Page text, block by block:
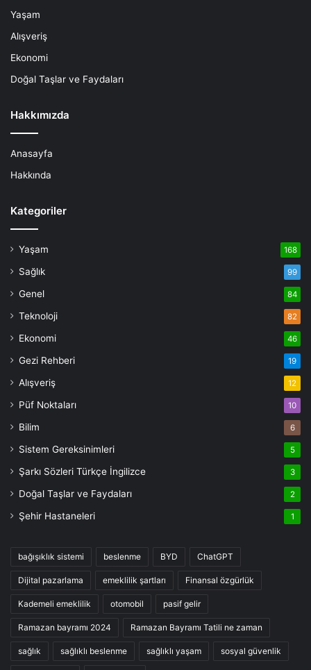
Yaşam
Alışveriş
Ekonomi
Doğal Taşlar ve Faydaları
Hakkımızda
Anasayfa
Hakkında
Kategoriler
Yaşam 168
Sağlık 99
Genel 84
Teknoloji 82
Ekonomi 46
Gezi Rehberi 19
Alışveriş 12
Püf Noktaları 10
Bilim 6
Sistem Gereksinimleri 5
Şarkı Sözleri Türkçe İngilizce 3
Doğal Taşlar ve Faydaları 2
Şehir Hastaneleri 1
bağışıklık sistemi beslenme BYD ChatGPT
Dijital pazarlama emeklilik şartları Finansal özgürlük
Kademeli emeklilik otomobil pasif gelir
Ramazan bayramı 2024 Ramazan Bayramı Tatili ne zaman
sağlık sağlıklı beslenme sağlıklı yaşam sosyal güvenlik